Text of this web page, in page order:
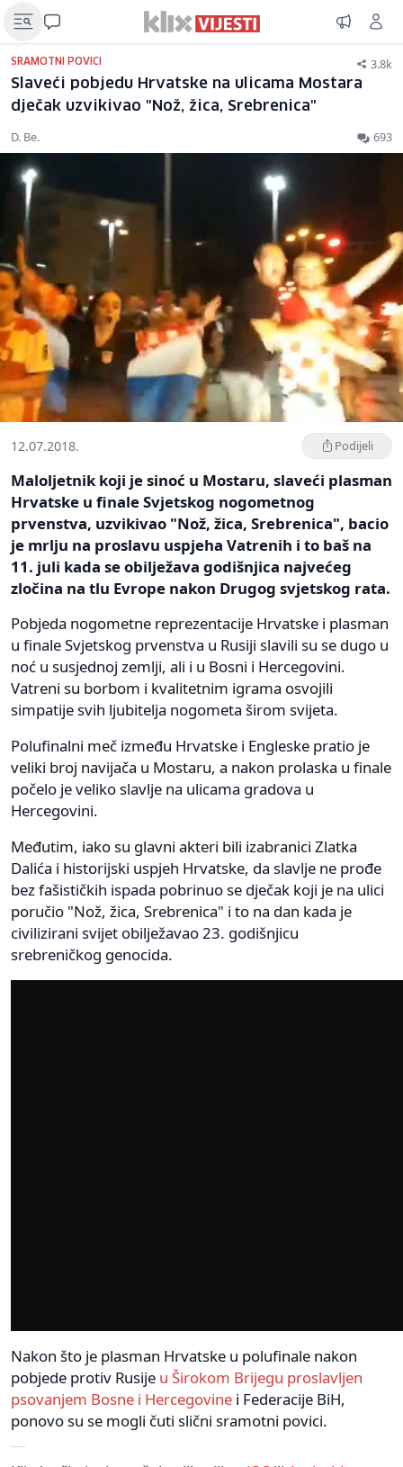
SRAMOTNI POVICI 3.8k
Slaveći pobjedu Hrvatske na ulicama Mostara
dječak uzvikivao "Nož, žica, Srebrenica"
D. Be. 693
12.07.2018. Podijeli
Maloljetnik koji je sinoć u Mostaru, slaveći plasman
Hrvatske u finale Svjetskog nogometnog
prvenstva, uzvikivao "Nož, žica, Srebrenica", bacio
je mrlju na proslavu uspjeha Vatrenih i to baš na
11. juli kada se obilježava godišnjica najvećeg
zločina na tlu Evrope nakon Drugog svjetskog rata.
Pobjeda nogometne reprezentacije Hrvatske i plasman
u finale Svjetskog prvenstva u Rusiji slavili su se dugo u
noć u susjednoj zemlji, ali i u Bosni i Hercegovini.
Vatreni su borbom i kvalitetnim igrama osvojili
simpatije svih ljubitelja nogometa širom svijeta.
Polufinalni meč između Hrvatske i Engleske pratio je
veliki broj navijača u Mostaru, a nakon prolaska u finale
počelo je veliko slavlje na ulicama gradova u
Hercegovini.
Međutim, iako su glavni akteri bili izabranici Zlatka
Dalića i historijski uspjeh Hrvatske, da slavlje ne prođe
bez fašističkih ispada pobrinuo se dječak koji je na ulici
poručio "Nož, žica, Srebrenica" i to na dan kada je
civilizirani svijet obilježavao 23. godišnjicu
srebreničkog genocida.
Nakon što je plasman Hrvatske u polufinale nakon
pobjede protiv Rusije u Širokom Brijegu proslavljen
psovanjem Bosne i Hercegovine i Federacije BiH,
ponovo su se mogli čuti slični sramotni povici.